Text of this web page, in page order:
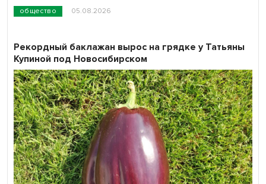
общество 05.08.2026
Рекордный баклажан вырос на грядке у Татьяны
Купиной под Новосибирском